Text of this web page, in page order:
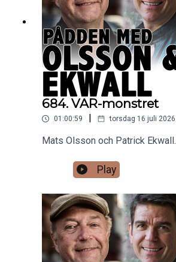
684. VAR-monstret
01:00:59 torsdag 16 juli 2026
Mats Olsson och Patrick Ekwall.
Play